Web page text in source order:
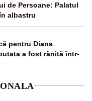
de Persoane: Palatul
albastru
pentru Diana
a fost rănită într-